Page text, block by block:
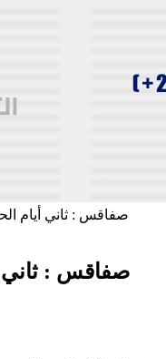
صفاقس : ثاني